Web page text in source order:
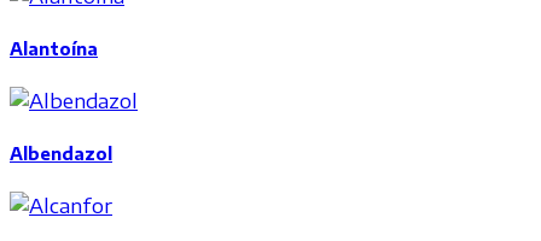
Alantoína
Albendazol